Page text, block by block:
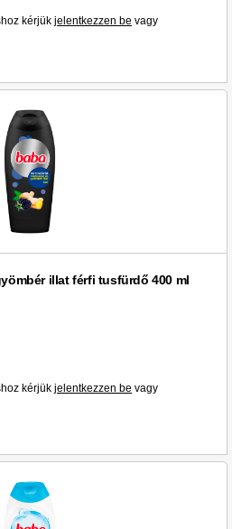
kérjük jelentkezzen be vagy
illat férfi tusfürdő 400 ml
kérjük jelentkezzen be vagy